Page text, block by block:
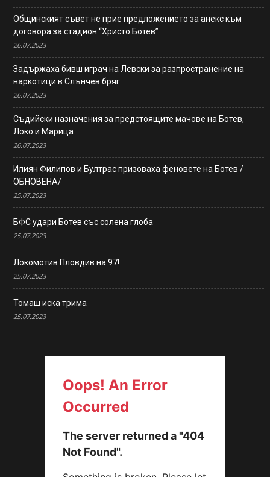
Общинският съвет не прие предложението за анекс към
договора за стадион “Христо Ботев”
26.07.2023
Задържаха бивш играч на Левски за разпространение на
наркотици в Слънчев бряг
26.07.2023
Съдийски назначения за предстоящите мачове на Ботев,
Локо и Марица
26.07.2023
Илиян Филипов и Бултрас призоваха феновете на Ботев /
ОБНОВЕНА/
25.07.2023
БФС удари Ботев със солена глоба
25.07.2023
Локомотив Пловдив на 97!
25.07.2023
Томаш иска трима
25.07.2023